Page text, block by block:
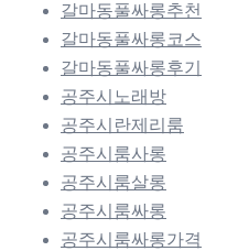
갈마동풀싸롱추천
갈마동풀싸롱코스
갈마동풀싸롱후기
공주시노래방
공주시란제리룸
공주시룸사롱
공주시룸살롱
공주시룸싸롱
공주시룸싸롱가격